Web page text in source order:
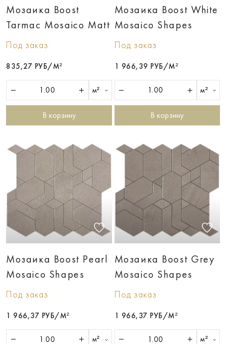
Мозаика Boost
Tarmac Mosaico Matt
Под заказ
835,27 РУБ/М²
м²
В корзину
Мозаика Boost White
Mosaico Shapes
Под заказ
1 966,39 РУБ/М²
м²
В корзину
Мозаика Boost Pearl
Mosaico Shapes
Под заказ
1 966,37 РУБ/М²
м²
Мозаика Boost Grey
Mosaico Shapes
Под заказ
1 966,37 РУБ/М²
м²